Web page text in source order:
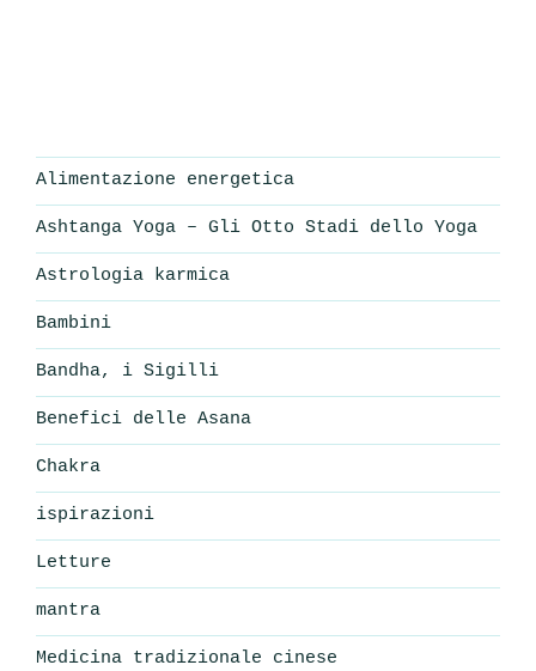
Alimentazione energetica
Ashtanga Yoga – Gli Otto Stadi dello Yoga
Astrologia karmica
Bambini
Bandha, i Sigilli
Benefici delle Asana
Chakra
ispirazioni
Letture
mantra
Medicina tradizionale cinese